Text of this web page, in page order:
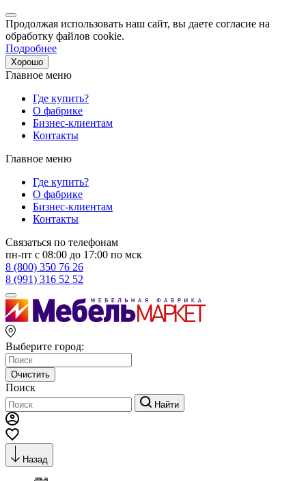
Продолжая использовать наш сайт, вы даете согласие на
обработку файлов cookie.
Подробнее
Хорошо
Главное меню
Где купить?
О фабрике
Бизнес-клиентам
Контакты
Главное меню
Где купить?
О фабрике
Бизнес-клиентам
Контакты
Связаться по телефонам
пн-пт с 08:00 до 17:00 по мск
8 (800) 350 76 26
8 (991) 316 52 52
Выберите город:
Очистить
Поиск
Найти
Назад